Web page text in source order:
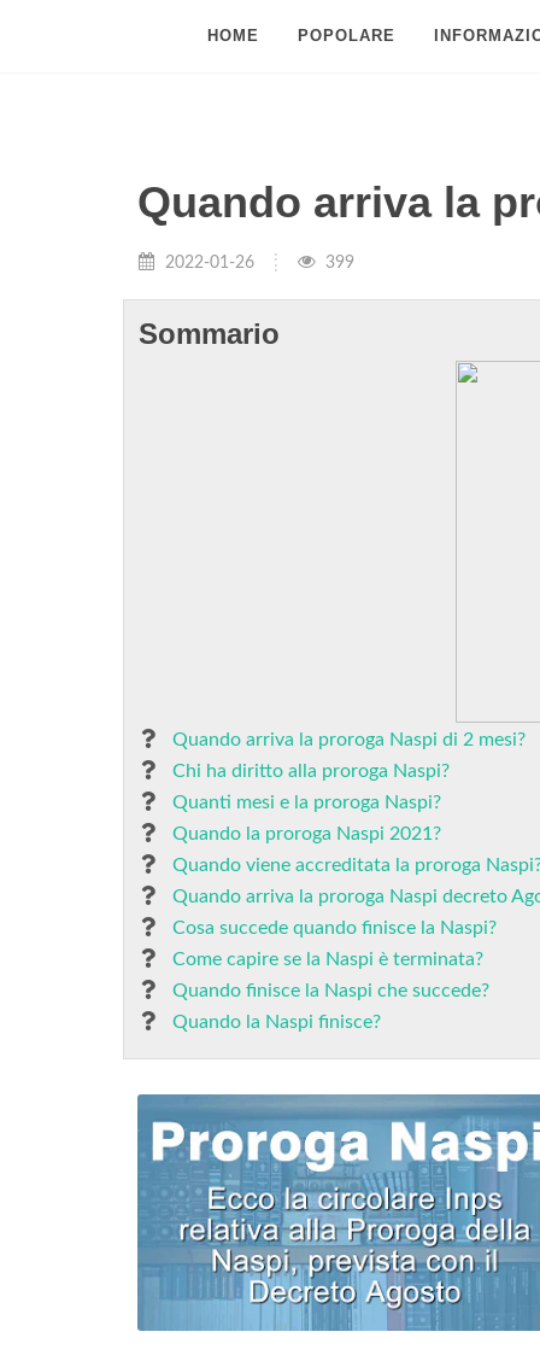
HOME POPOLARE
Quando arriva la
2022-01-26 399
Sommario
Quando arriva la proroga Naspi di 2 mesi?
Chi ha diritto alla proroga Naspi?
Quanti mesi e la proroga Naspi?
Quando la proroga Naspi 2021?
Quando viene accreditata la proroga
Quando arriva la proroga Naspi decreto
Cosa succede quando finisce la Naspi?
Come capire se la Naspi è terminata?
Quando finisce la Naspi che succede?
Quando la Naspi finisce?